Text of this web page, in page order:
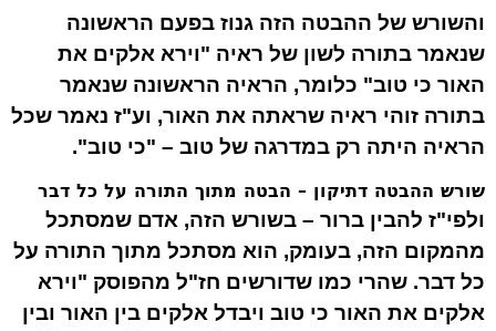
והשורש של ההבטה הזה גנוז בפעם הראשונה
שנאמר בתורה לשון של ראיה "וירא אלקים את
האור כי טוב" כלומר, הראיה הראשונה שנאמר
בתורה זוהי ראיה שראתה את האור, וע"ז נאמר שכל
הראיה היתה רק במדרגה של טוב – "כי טוב".
שורש ההבטה דתיקון – הבטה מתוך התורה על כל דבר
ולפי"ז להבין ברור – בשורש הזה, אדם שמסתכל
מהמקום הזה, בעומק, הוא מסתכל מתוך התורה על
כל דבר. שהרי כמו שדורשים חז"ל מהפוסק "וירא
אלקים את האור כי טוב ויבדל אלקים בין האור ובין